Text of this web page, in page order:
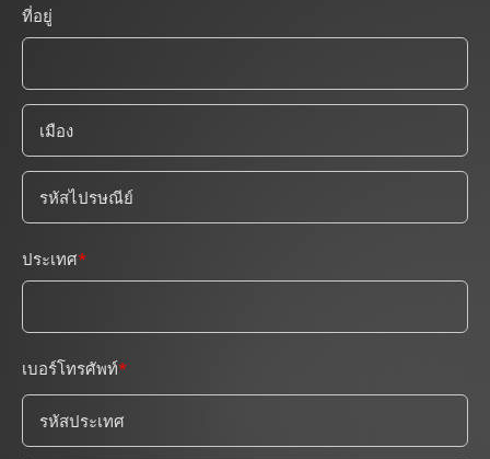
ที่อยู่
ประเทศ
เบอร์โทรศัพท์